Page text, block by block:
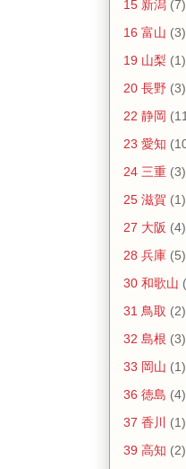
15 新潟 (7)
16 富山 (3)
19 山梨 (1)
20 長野 (3)
22 静岡
23 愛知
24 三重 (3)
25 滋賀 (1)
27 大阪 (4)
28 兵庫 (5)
30 和歌山
31 鳥取 (2)
32 島根 (3)
33 岡山 (1)
36 徳島 (4)
37 香川
(1)
39 高知 (2)